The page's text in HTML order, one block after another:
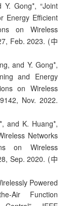
Gong*, “Joint
Energy Efficient
on Wireless
Feb. 2023. (中
and Y. Gong*,
and Energy
on Wireless
Nov. 2022.
and K. Huang*,
Networks
on Wireless
Sep. 2020. (中
Powered
Air Function